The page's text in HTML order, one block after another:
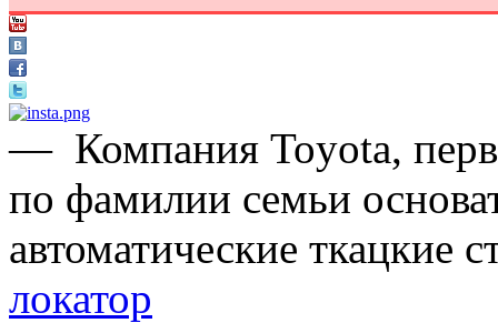
— Компания Toyota,
по фамилии семьи
автоматические ткацкие
локатор